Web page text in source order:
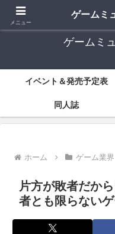
ゲーム
ゲームミ
イベント＆発売予定表
同人誌
ホーム ゲーム業界
片方が敗者だか
者とも限らない
メニュー
ゲームミ